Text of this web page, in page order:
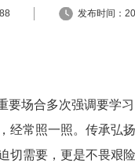
发布时间：
要场合多次强调要学
经常照一照。传承弘
切需要，更是不畏艰